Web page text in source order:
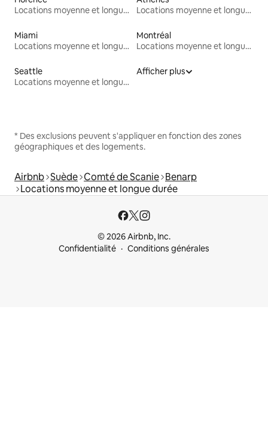
Locations moyenne et longue durée
Locations moyenne et longue durée
Miami
Locations moyenne et longue durée
Montréal
Locations moyenne et longue durée
Seattle
Locations moyenne et longue durée
Afficher plus
* Des exclusions peuvent s'appliquer en fonction des zones
géographiques et des logements.
Airbnb Suède Comté de Scanie Benarp
Locations moyenne et longue durée
© 2026 Airbnb, Inc.
Confidentialité
Conditions générales